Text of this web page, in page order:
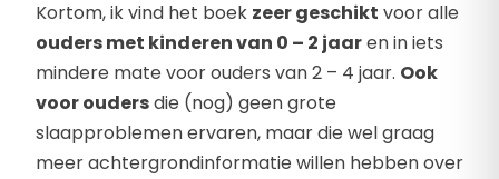
Kortom, ik vind het boek zeer geschikt voor alle
ouders met kinderen van 0 – 2 jaaren in iets
mindere mate voor ouders van 2 – 4 jaar. Ook
voor oudersdie (nog) geen grote
slaapproblemen ervaren, maar die wel graag
meer achtergrondinformatie willen hebben over